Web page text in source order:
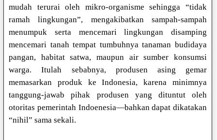
mudah terurai oleh mikro-organisme sehingga “tidak
ramah lingkungan”, mengakibatkan sampah-sampah
menumpuk serta mencemari lingkungan disamping
mencemari tanah tempat tumbuhnya tanaman budidaya
pangan, habitat satwa, maupun air sumber konsumsi
warga. Itulah sebabnya, produsen asing gemar
memasarkan produk ke Indonesia, karena minimnya
tanggung-jawab pihak produsen yang dituntut oleh
otoritas pemerintah Indoenesia—bahkan dapat dikatakan
“nihil” sama sekali.